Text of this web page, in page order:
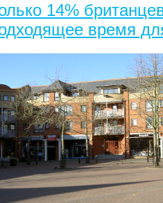
14%
время